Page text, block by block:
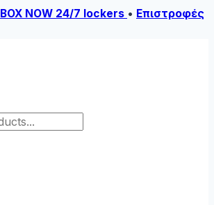
BOX NOW 24/7 lockers • Επιστροφές